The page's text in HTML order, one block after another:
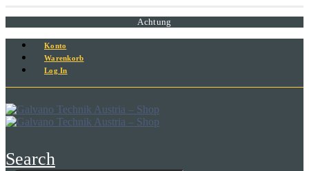
Achtung
Konto
Warenkorb
Log In
Search